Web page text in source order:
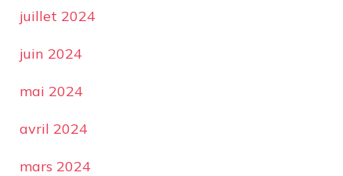
juillet 2024
juin 2024
mai 2024
avril 2024
mars 2024